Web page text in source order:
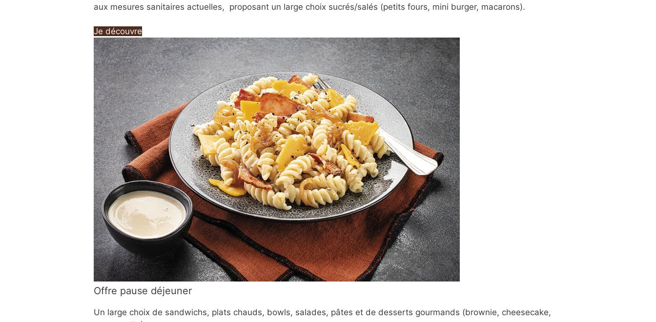
aux mesures sanitaires actuelles, proposant un large choix sucrés/salés (petits fours, mini burger, macarons).
Je découvre
Offre pause déjeuner
Un large choix de sandwichs, plats chauds, bowls, salades, pâtes et de desserts gourmands (brownie, cheesecake,